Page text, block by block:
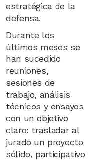
estratégica de la
defensa.
Durante los
últimos meses se
han sucedido
reuniones,
sesiones de
trabajo, análisis
técnicos y ensayos
con un objetivo
claro: trasladar al
jurado un proyecto
sólido, participativo